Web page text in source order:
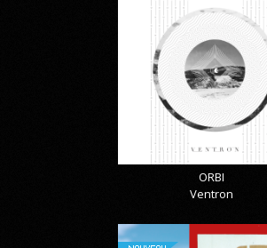
ORBI
Ventron